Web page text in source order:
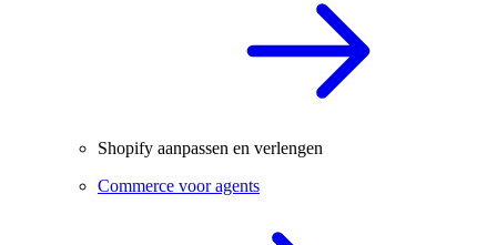
Shopify aanpassen en verlengen
Commerce voor agents